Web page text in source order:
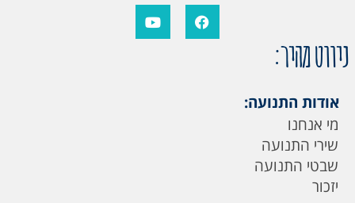
ניווט מהיר:
אודות התנועה:
מי אנחנו
שירי התנועה
שבטי התנועה
יזכור